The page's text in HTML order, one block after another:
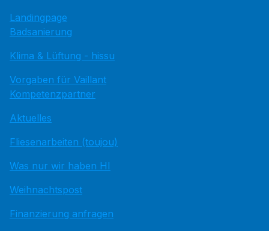
Landingpage
Badsanierung
Klima & Lüftung - hissu
Vorgaben für Vaillant
Kompetenzpartner
Aktuelles
Fliesenarbeiten (toujou)
Was nur wir haben HI
Weihnachtspost
Finanzierung anfragen